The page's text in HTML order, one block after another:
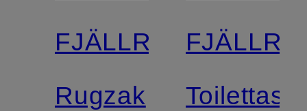
Gecertificeerd
FJÄLLRÄVEN
Rugzak
Toilettas